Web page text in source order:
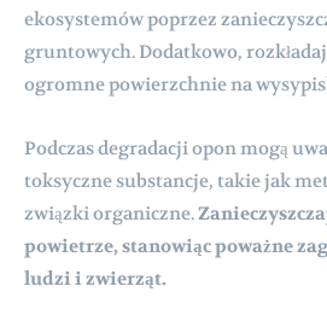
ekosystemów poprzez
gruntowych. Dodatkowo,
ogromne powierzchnie na
Podczas degradacji opon mogą
toksyczne substancje, takie jak
związki organiczne.
powietrze, stanowiąc poważne
ludzi i zwierząt.